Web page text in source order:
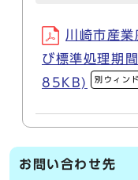
川崎市産
び標準処理期
85KB)
別ウィン
お問い合わせ先